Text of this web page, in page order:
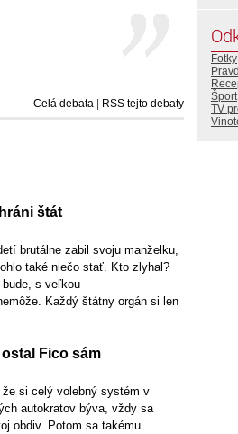
Celá debata RSS tejto debaty
štát
brutálne zabil svoju manželku,
také niečo stať. Kto zlyhal?
s veľkou
Každý štátny orgán si len
Fico sám
že si celý volebný systém v
autokratov býva, vždy sa
obdiv. Potom sa takému
Fotky
Šport
TV